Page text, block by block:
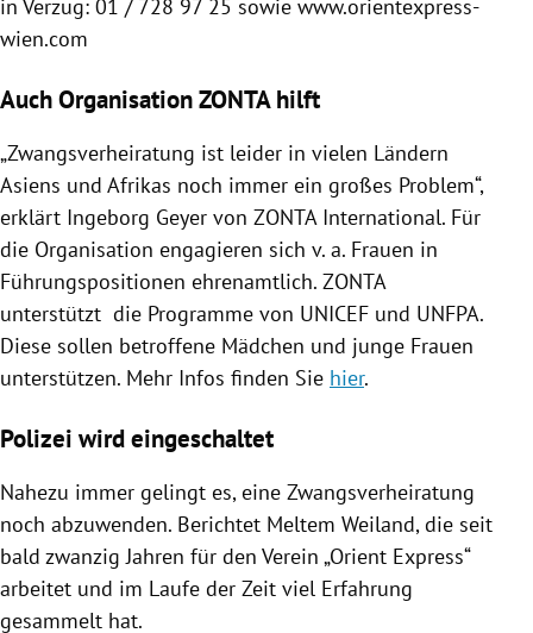
in Verzug: 01 / 728 97 25 sowie www.orientexpress-
wien.com
Auch Organisation ZONTA hilft
„Zwangsverheiratung ist leider in vielen Ländern
Asiens und Afrikas noch immer ein großes Problem“,
erklärt Ingeborg Geyer von ZONTA International. Für
die Organisation engagieren sich v. a. Frauen in
Führungspositionen ehrenamtlich. ZONTA
unterstützt die Programme von UNICEF und UNFPA.
Diese sollen betroffene Mädchen und junge Frauen
unterstützen. Mehr Infos finden Sie hier.
Polizei wird eingeschaltet
Nahezu immer gelingt es, eine Zwangsverheiratung
noch abzuwenden. Berichtet Meltem Weiland, die seit
bald zwanzig Jahren für den Verein „Orient Express“
arbeitet und im Laufe der Zeit viel Erfahrung
gesammelt hat.